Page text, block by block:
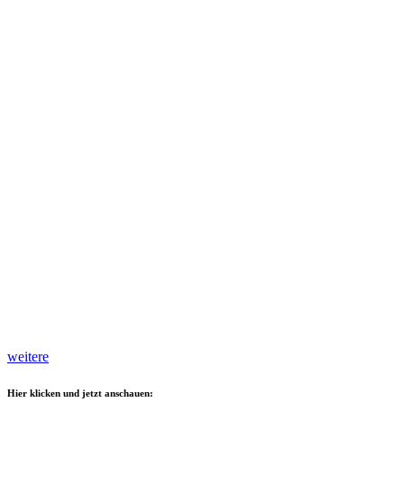
weitere
Hier klicken und jetzt anschauen: